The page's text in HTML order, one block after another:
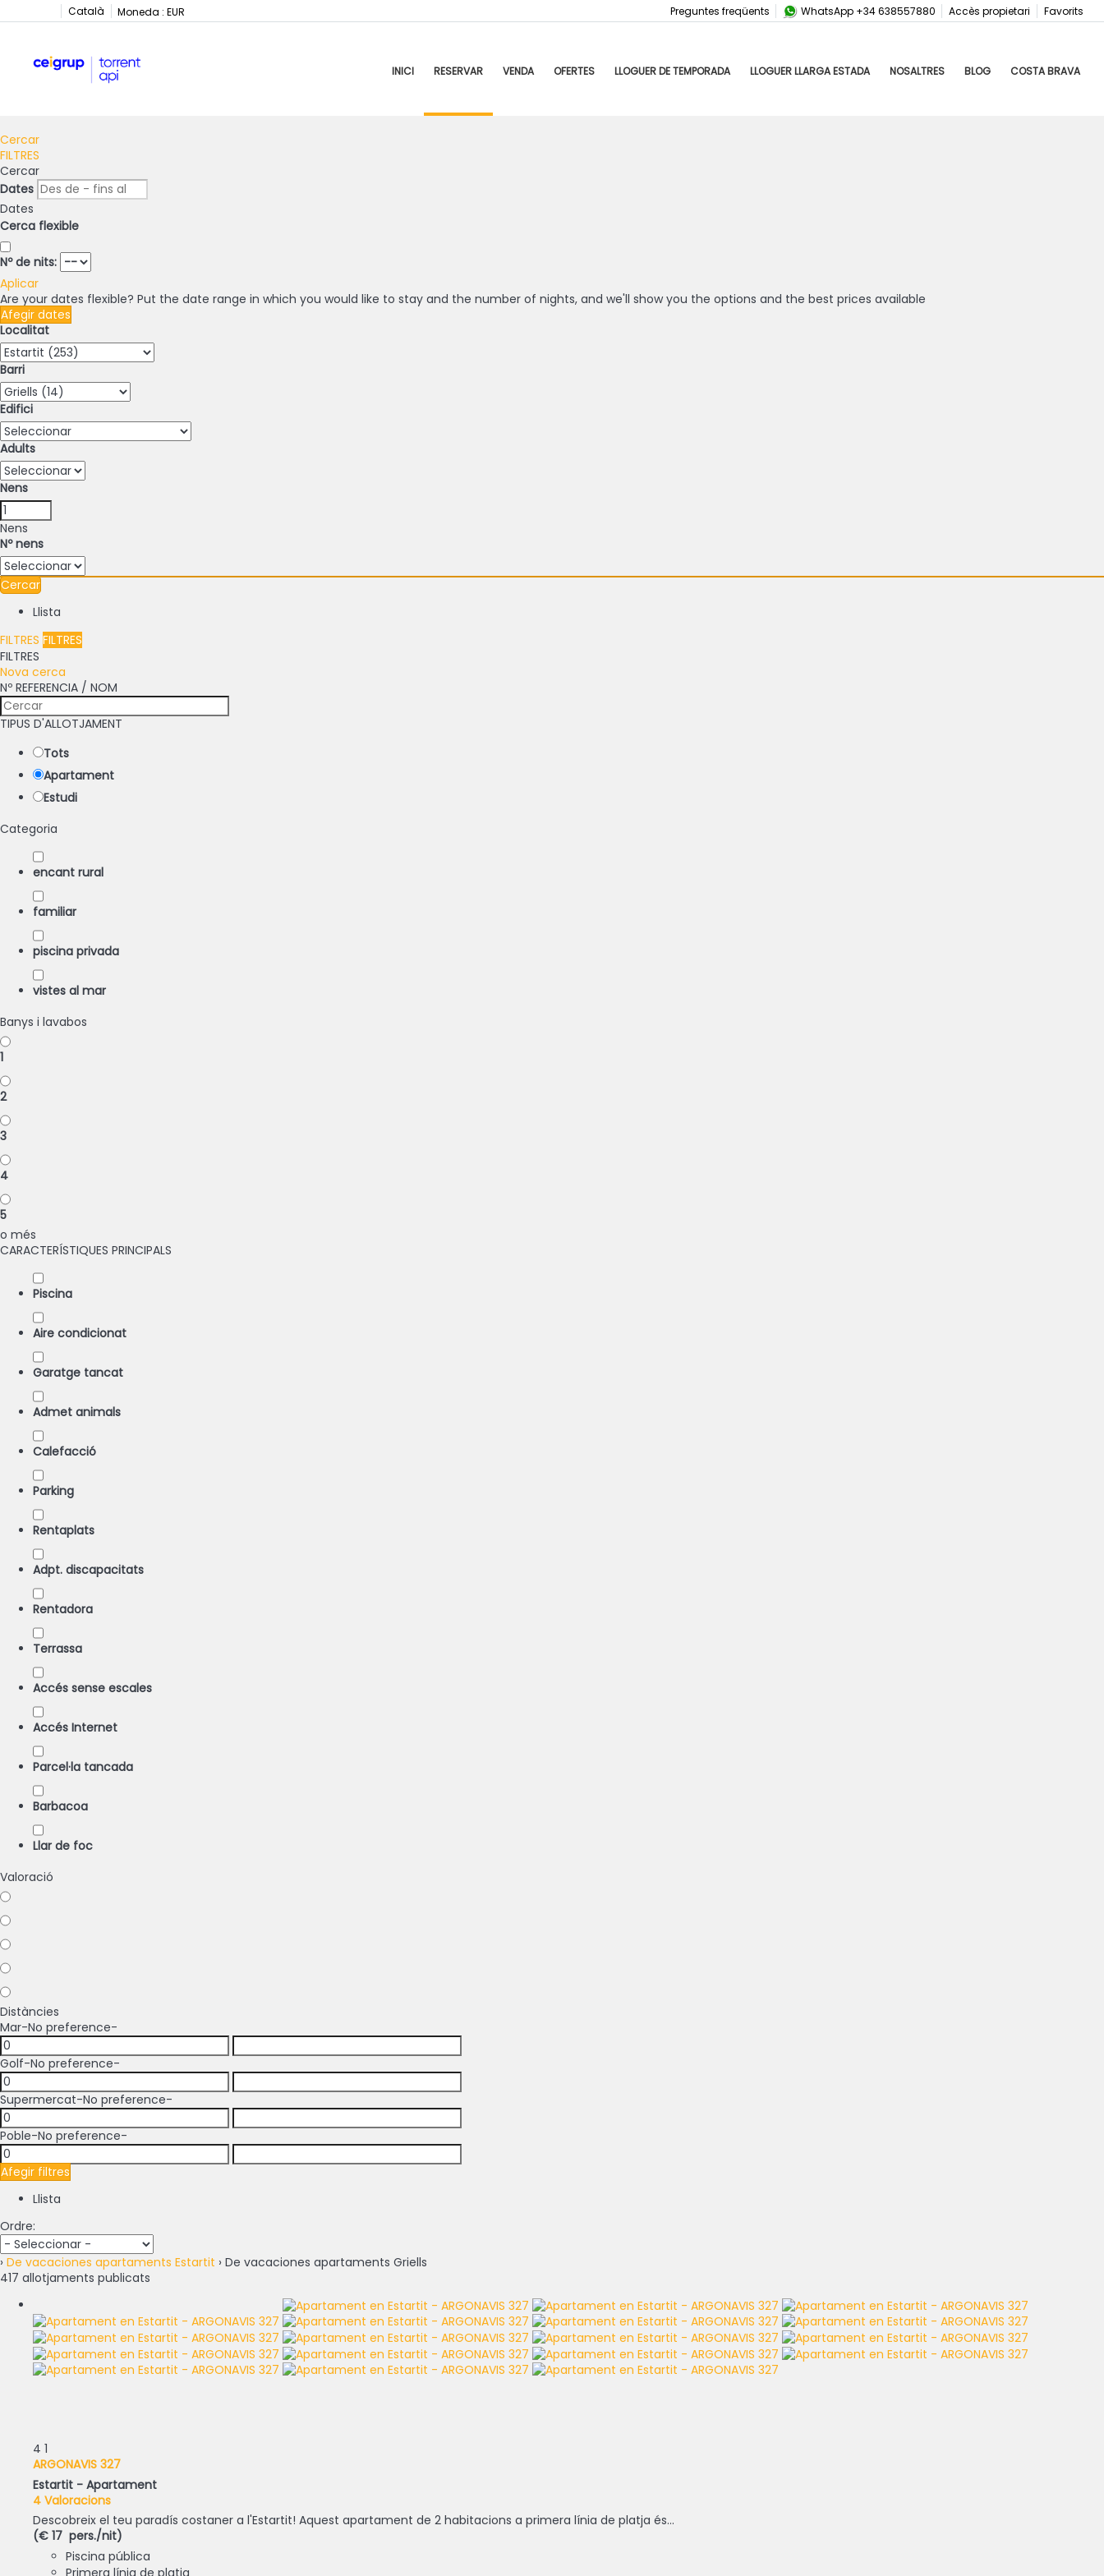
Català Moneda : EUR Favorits
Accès propietari
WhatsApp +34 638557880
Preguntes freqüents
INICI RESERVAR VENDA OFERTES LLOGUER DE TEMPORADA LLOGUER LLARGA ESTADA NOSALTRES BLOG COSTA BRAVA
Cercar
FILTRES
Cercar
Dates
Dates
Cerca flexible
Nº de nits:
Aplicar
Are your dates flexible? Put the date range in which you would like to stay and the number of nights, and we'll show you the options and the best prices available
Afegir dates
Localitat
Barri
Edifici
Adults
Nens
Nens
Nº nens
Cercar
Llista
FILTRES FILTRES
FILTRES
Nova cerca
Nº REFERENCIA / NOM
TIPUS D'ALLOTJAMENT
Tots
Apartament
Estudi
Categoria
encant rural
familiar
piscina privada
vistes al mar
Banys i lavabos
1
2
3
4
5
o més
CARACTERÍSTIQUES PRINCIPALS
Piscina
Aire condicionat
Garatge tancat
Admet animals
Calefacció
Parking
Rentaplats
Adpt. discapacitats
Rentadora
Terrassa
Accés sense escales
Accés Internet
Parcel·la tancada
Barbacoa
Llar de foc
Valoració
Distàncies
Mar-No preference-
Golf-No preference-
Supermercat-No preference-
Poble-No preference-
Afegir filtres
Llista
Ordre:
› De vacaciones apartaments Estartit › De vacaciones apartaments Griells
417 allotjaments publicats
4 1
ARGONAVIS 327
Estartit - Apartament
4 Valoracions
Descobreix el teu paradís costaner a l'Estartit! Aquest apartament de 2 habitacions a primera línia de platja és...
(€ 17 pers./nit)
Piscina pública